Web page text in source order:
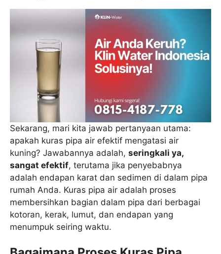
Sekarang, mari kita jawab pertanyaan utama:
apakah kuras pipa air efektif mengatasi air
kuning? Jawabannya adalah, seringkali ya,
sangat efektif, terutama jika penyebabnya
adalah endapan karat dan sedimen di dalam pipa
rumah Anda. Kuras pipa air adalah proses
membersihkan bagian dalam pipa dari berbagai
kotoran, kerak, lumut, dan endapan yang
menumpuk seiring waktu.